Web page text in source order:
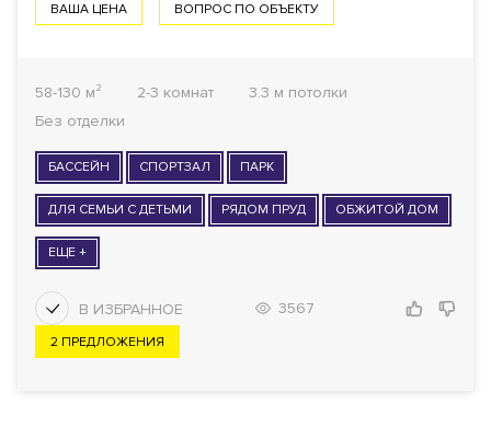
ВАША ЦЕНА ВОПРОС ПО ОБЪЕКТУ
58-130 м² 2-3 комнат
3.3 м потолки
Без отделки
БАССЕЙН СПОРТЗАЛ ПАРК
ДЛЯ СЕМЬИ С ДЕТЬМИ РЯДОМ ПРУД ОБЖИТОЙ ДОМ
ЕЩЕ +
3567
2 ПРЕДЛОЖЕНИЯ